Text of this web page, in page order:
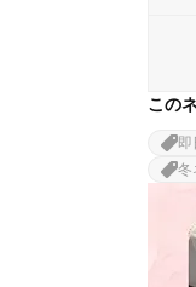
この
即
冬